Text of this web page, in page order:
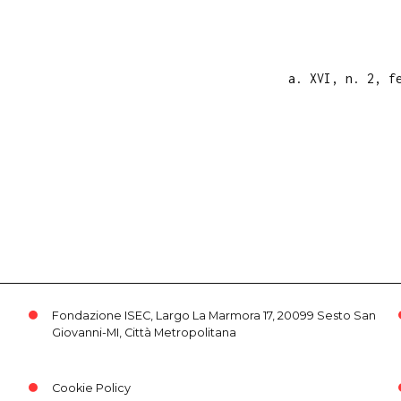
a. XVI, n. 2,
Fondazione ISEC, Largo La Marmora 17, 20099 Sesto San
Giovanni-MI, Città Metropolitana
Cookie Policy